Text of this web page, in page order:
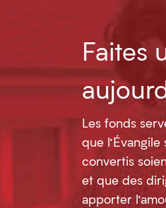
Faites
Les fonds
que
convertis
et que des
apporter